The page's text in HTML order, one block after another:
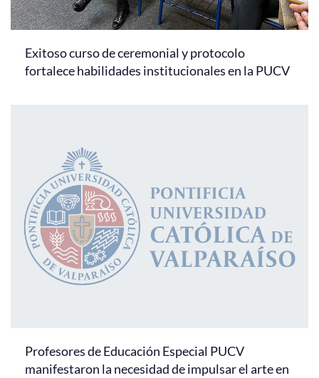
Exitoso curso de ceremonial y protocolo
fortalece habilidades institucionales en la PUCV
Profesores de Educación Especial PUCV
manifestaron la necesidad de impulsar el arte en